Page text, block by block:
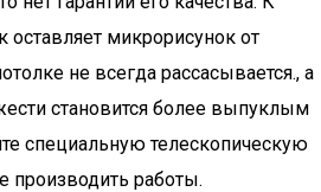
микрорисунок от
не всегда рассасывается., а
становится более выпуклым
специальную телескопическую
производить работы.